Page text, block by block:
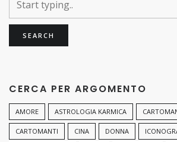
CERCA PER ARGOMENTO
AMORE ASTROLOGIA KARMICA
CARTOMANTI CINA DONNA